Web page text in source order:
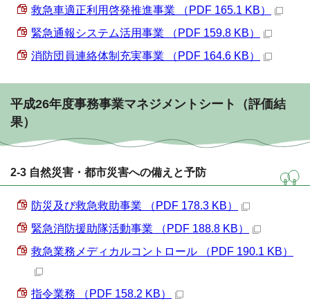
救急車適正利用啓発推進事業 （PDF 165.1 KB）
緊急通報システム活用事業 （PDF 159.8 KB）
消防団員連絡体制充実事業 （PDF 164.6 KB）
平成26年度事務事業マネジメントシート（評価結
果）
2-3 自然災害・都市災害への備えと予防
防災及び救急救助事業 （PDF 178.3 KB）
緊急消防援助隊活動事業 （PDF 188.8 KB）
救急業務メディカルコントロール （PDF 190.1 KB）
指令業務 （PDF 158.2 KB）